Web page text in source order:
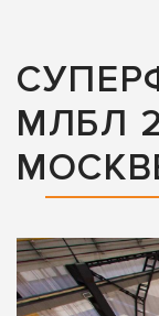
МЛБЛ